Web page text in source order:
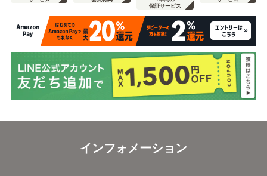
保証サービス
インフォメーション